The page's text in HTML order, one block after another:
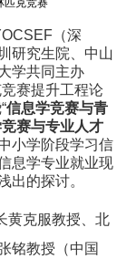
（深
研究生院、中山
学共同主办
赛提升工程论
信息学竞赛与青
赛与专业人才
小学阶段学习信
息学专业就业现
出的探讨。
黄克服教授、北
铭教授（中国